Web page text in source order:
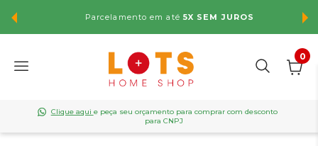
Parcelamento em até5X SEM JUROS
0
Clique aqui e peça seu orçamento para comprar com desconto
para CNPJ